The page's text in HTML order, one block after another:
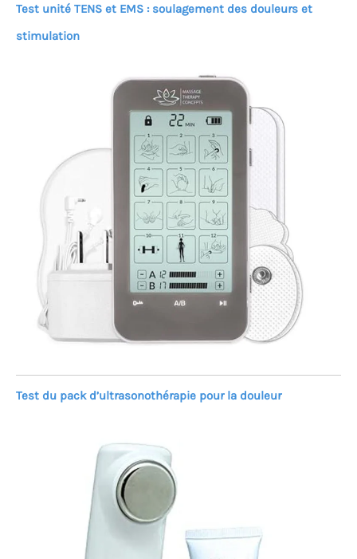
Test unité TENS et EMS : soulagement des douleurs et
stimulation
Test du pack d’ultrasonothérapie pour la douleur